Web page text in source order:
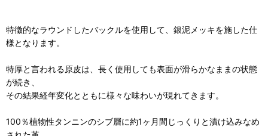
特徴的なラウンドしたバックルを使用して、銀泥メッキを施した仕
様となります。
特厚と言われる原皮は、長く使用しても表面が滑らかなままの状態
が続き、
その結果経年変化とともに様々な味わいが現れてきます。
100％植物性タンニンのシブ層に約1ヶ月間じっくりと漬け込みなめ